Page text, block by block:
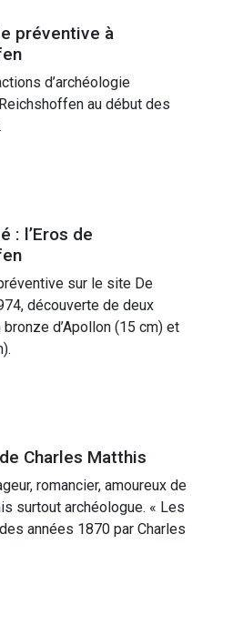
préventive à
d’archéologie
au début des
: l’Eros de
sur le site De
découverte de deux
d’Apollon (15 cm) et
Charles Matthis
romancier, amoureux de
surtout archéologue. « Les
années 1870 par Charles